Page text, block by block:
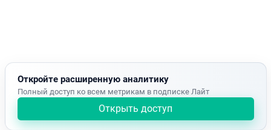
Откройте расширенную аналитику
Полный доступ ко всем метрикам в подписке Лайт
Открыть доступ